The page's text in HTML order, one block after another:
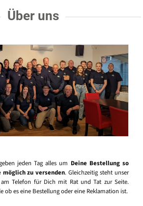
Über uns
jeden Tag alles um Deine Bestellung so
zu versenden. Gleichzeitig steht unser
Telefon für Dich mit Rat und Tat zur Seite.
ob es eine Bestellung oder eine Reklamation ist.